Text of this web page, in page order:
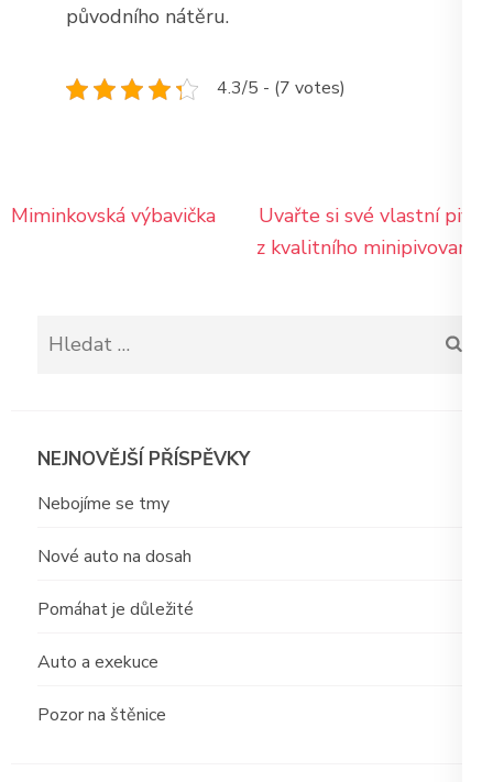
původního nátěru.
4.3/5 - (7 votes)
Navigace
Miminkovská výbavička
Uvařte si své vlastní pivo
z kvalitního minipivovaru!
Vyhledávání
NEJNOVĚJŠÍ PŘÍSPĚVKY
Nebojíme se tmy
Nové auto na dosah
Pomáhat je důležité
Auto a exekuce
Pozor na štěnice